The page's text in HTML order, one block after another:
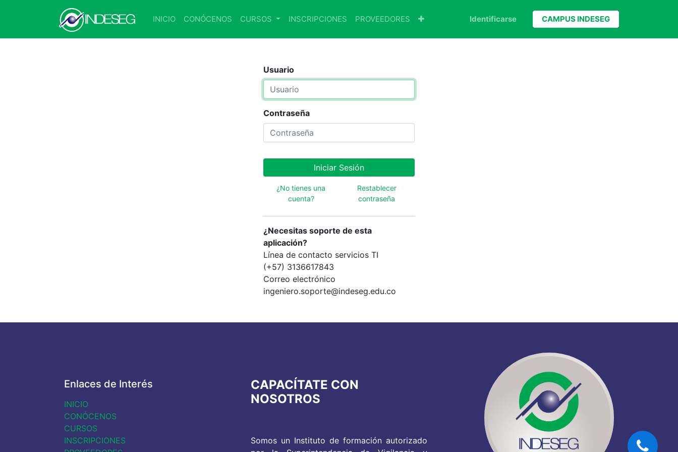
INICIO CONÓCENOS CURSOS INSCRIPCIONES PROVEEDORES Identificarse CAMPUS INDESEG
Usuario
Contraseña
Iniciar Sesión
¿No tienes una
cuenta?
Restablecer
contraseña
¿Necesitas soporte de esta
aplicación?
Línea de contacto servicios TI
(+57) 3136617843
Correo electrónico
ingeniero.soporte@indeseg.edu.co
Enlaces de Interés
INICIO
CONÓCENOS
CURSOS
INSCRIPCIONES
CAPACÍTATE CON
NOSOTROS
Somos un Instituto de formación autorizado